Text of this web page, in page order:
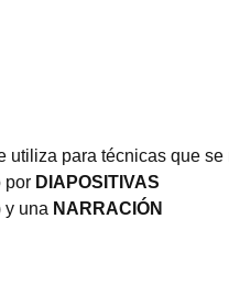
para técnicas que se
por DIAPOSITIVAS
y una NARRACIÓN